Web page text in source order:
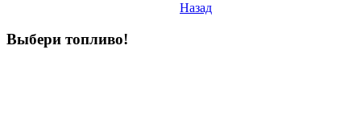
Назад
Выбери топливо!